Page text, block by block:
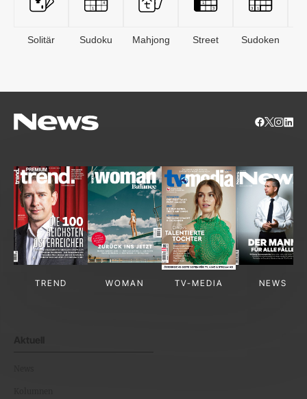
Solitär Sudoku Mahjong Street Sudoken
TREND WOMAN TV-MEDIA NEWS